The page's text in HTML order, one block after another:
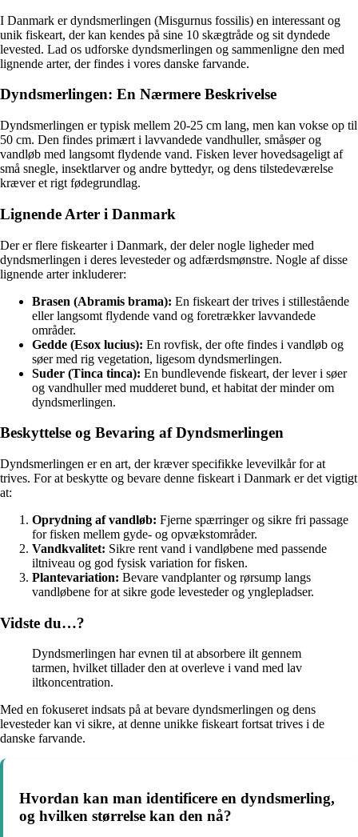
I Danmark er dyndsmerlingen (Misgurnus fossilis) en interessant og
unik fiskeart, der kan kendes på sine 10 skægtråde og sit dyndede
levested. Lad os udforske dyndsmerlingen og sammenligne den med
lignende arter, der findes i vores danske farvande.
Dyndsmerlingen: En Nærmere Beskrivelse
Dyndsmerlingen er typisk mellem 20-25 cm lang, men kan vokse op til
50 cm. Den findes primært i lavvandede vandhuller, småsøer og
vandløb med langsomt flydende vand. Fisken lever hovedsageligt af
små snegle, insektlarver og andre byttedyr, og dens tilstedeværelse
kræver et rigt fødegrundlag.
Lignende Arter i Danmark
Der er flere fiskearter i Danmark, der deler nogle ligheder med
dyndsmerlingen i deres levesteder og adfærdsmønstre. Nogle af disse
lignende arter inkluderer:
Brasen (Abramis brama): En fiskeart der trives i stillestående
eller langsomt flydende vand og foretrækker lavvandede
områder.
Gedde (Esox lucius): En rovfisk, der ofte findes i vandløb og
søer med rig vegetation, ligesom dyndsmerlingen.
Suder (Tinca tinca): En bundlevende fiskeart, der lever i søer
og vandhuller med mudderet bund, et habitat der minder om
dyndsmerlingen.
Beskyttelse og Bevaring af Dyndsmerlingen
Dyndsmerlingen er en art, der kræver specifikke levevilkår for at
trives. For at beskytte og bevare denne fiskeart i Danmark er det vigtigt
at:
Oprydning af vandløb: Fjerne spærringer og sikre fri passage
for fisken mellem gyde- og opvækstområder.
Vandkvalitet: Sikre rent vand i vandløbene med passende
iltniveau og god fysisk variation for fisken.
Plantevariation: Bevare vandplanter og rørsump langs
vandløbene for at sikre gode levesteder og ynglepladser.
Vidste du…?
Dyndsmerlingen har evnen til at absorbere ilt gennem
tarmen, hvilket tillader den at overleve i vand med lav
iltkoncentration.
Med en fokuseret indsats på at bevare dyndsmerlingen og dens
levesteder kan vi sikre, at denne unikke fiskeart fortsat trives i de
danske farvande.
Hvordan kan man identificere en dyndsmerling,
og hvilken størrelse kan den nå?